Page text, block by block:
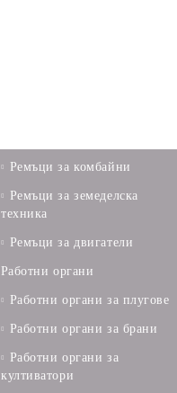
Ремъци за комбайни
Ремъци за земеделска
техника
Ремъци за двигатели
Работни органи
Работни органи за плугове
Работни органи за брани
Работни органи за
култиватори